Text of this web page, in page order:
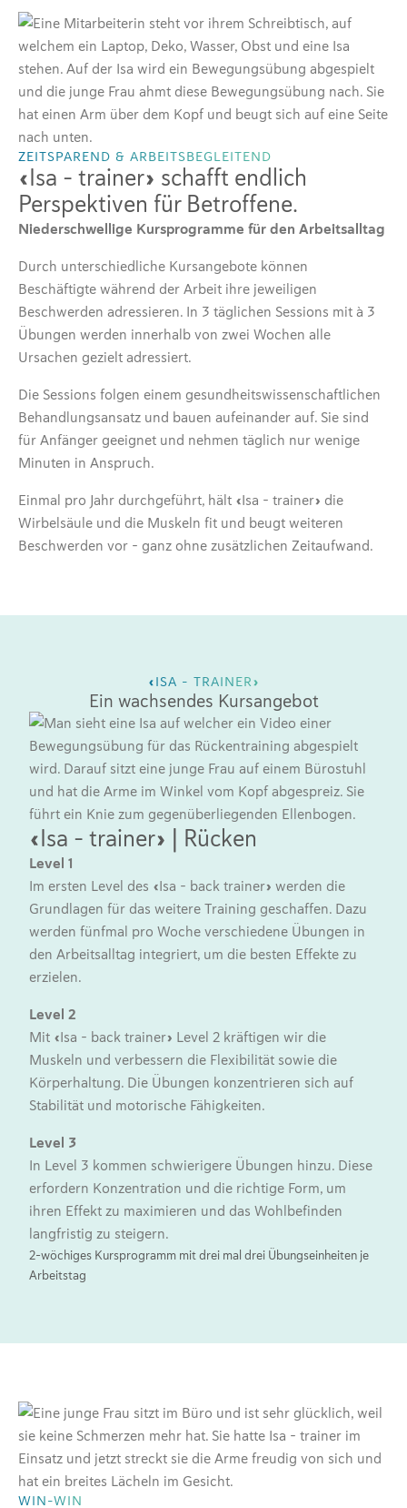
ZEITSPAREND & ARBEITSBEGLEITEND
«Isa – trainer» schafft endlich
Perspektiven für Betroffene.
Niederschwellige Kursprogramme für den Arbeitsalltag
Durch unterschiedliche Kursangebote können
Beschäftigte während der Arbeit ihre jeweiligen
Beschwerden adressieren. In 3 täglichen Sessions mit à 3
Übungen werden innerhalb von zwei Wochen alle
Ursachen gezielt adressiert.
Die Sessions folgen einem gesundheitswissenschaftlichen
Behandlungsansatz und bauen aufeinander auf. Sie sind
für Anfänger geeignet und nehmen täglich nur wenige
Minuten in Anspruch.
Einmal pro Jahr durchgeführt, hält «Isa – trainer» die
Wirbelsäule und die Muskeln fit und beugt weiteren
Beschwerden vor - ganz ohne zusätzlichen Zeitaufwand.
«ISA – TRAINER»
Ein wachsendes Kursangebot
«Isa – trainer» | Rücken
Level 1
Im ersten Level des «Isa – back trainer» werden die
Grundlagen für das weitere Training geschaffen. Dazu
werden fünfmal pro Woche verschiedene Übungen in
den Arbeitsalltag integriert, um die besten Effekte zu
erzielen.
Level 2
Mit «Isa – back trainer» Level 2 kräftigen wir die
Muskeln und verbessern die Flexibilität sowie die
Körperhaltung. Die Übungen konzentrieren sich auf
Stabilität und motorische Fähigkeiten.
Level 3
In Level 3 kommen schwierigere Übungen hinzu. Diese
erfordern Konzentration und die richtige Form, um
ihren Effekt zu maximieren und das Wohlbefinden
langfristig zu steigern.
2-wöchiges Kursprogramm mit drei mal drei Übungseinheiten je
Arbeitstag
WIN-WIN